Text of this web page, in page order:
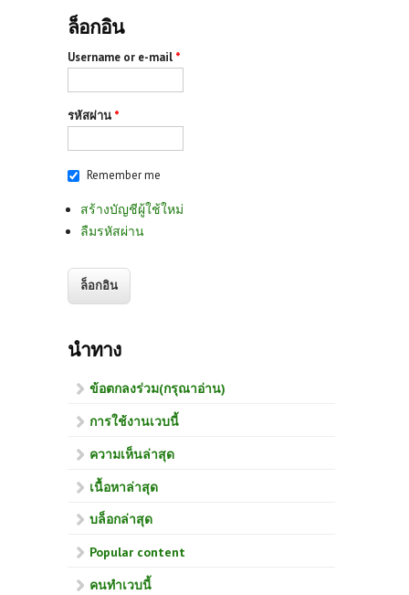
ล็อกอิน
Username or e-mail *
รหัสผ่าน *
Remember me
สร้างบัญชีผู้ใช้ใหม่
ลืมรหัสผ่าน
นำทาง
ข้อตกลงร่วม(กรุณาอ่าน)
การใช้งานเวบนี้
ความเห็นล่าสุด
เนื้อหาล่าสุด
บล็อกล่าสุด
Popular content
คนทำเวบนี้